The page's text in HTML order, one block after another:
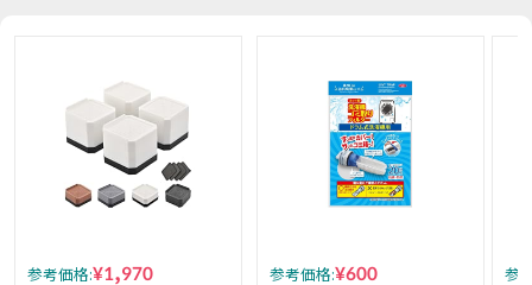
参考価格:¥1,970 参考価格:¥600 参